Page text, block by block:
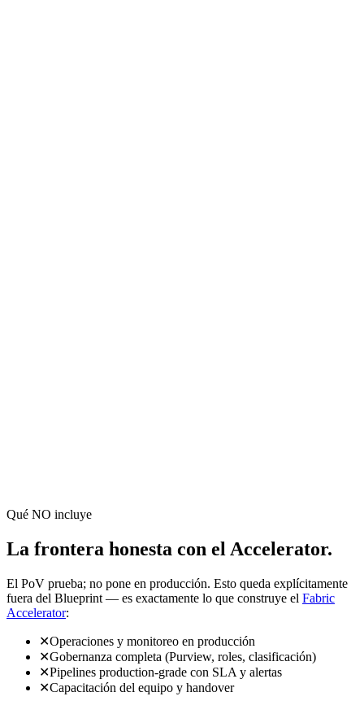
Qué NO incluye
La frontera honesta con el Accelerator.
El PoV prueba; no pone en producción. Esto queda explícitamente
fuera del Blueprint — es exactamente lo que construye el Fabric
Accelerator:
✕Operaciones y monitoreo en producción
✕Gobernanza completa (Purview, roles, clasificación)
✕Pipelines production-grade con SLA y alertas
✕Capacitación del equipo y handover